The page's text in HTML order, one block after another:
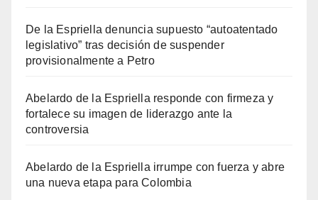
De la Espriella denuncia supuesto “autoatentado
legislativo” tras decisión de suspender
provisionalmente a Petro
Abelardo de la Espriella responde con firmeza y
fortalece su imagen de liderazgo ante la
controversia
Abelardo de la Espriella irrumpe con fuerza y abre
una nueva etapa para Colombia